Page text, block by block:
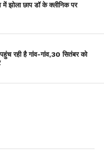
में झोला छाप डॉ के क्लीनिक पर
रही है गांव-गांव,30 सितंबर को